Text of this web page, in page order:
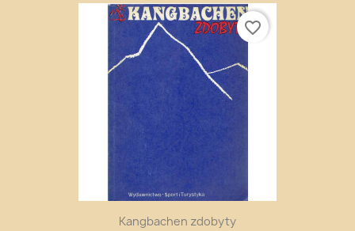
Kangbachen zdobyty
favorite_border